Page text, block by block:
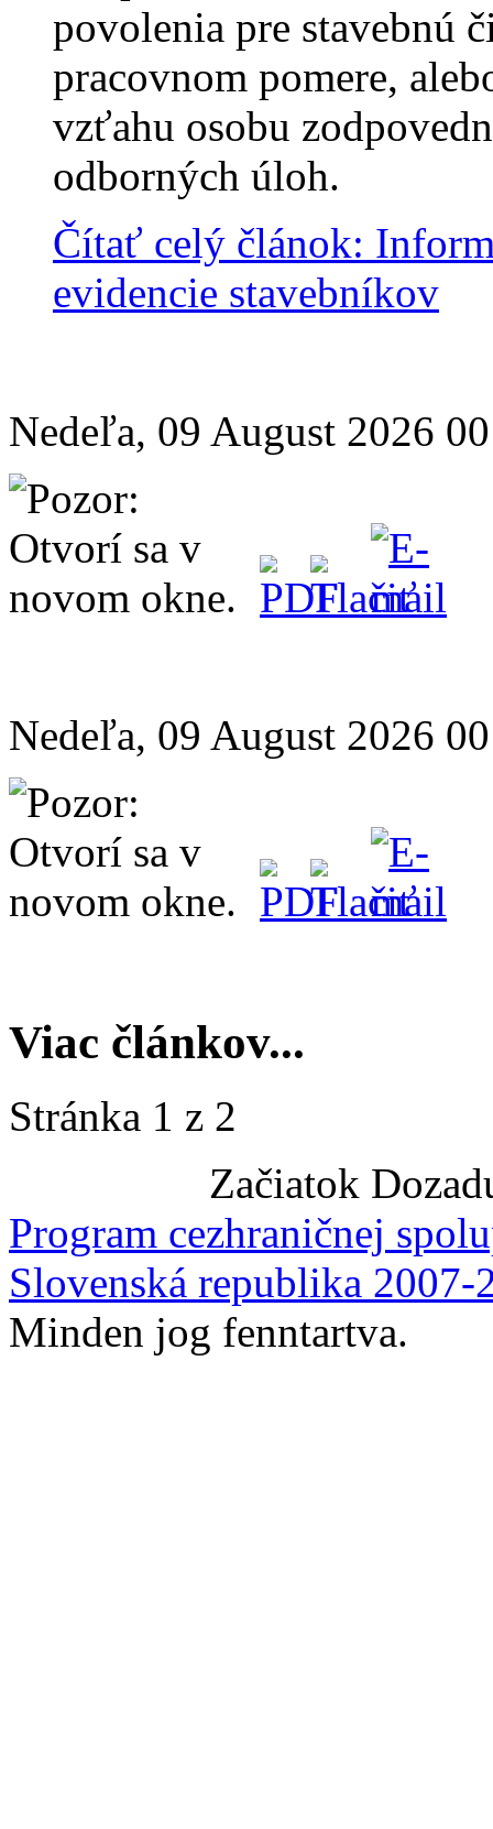
povolenia pre stavebnú
pracovnom pomere,
vzťahu osobu
odborných úloh.
Čítať celý článok:
evidencie stavebníkov
Nedeľa, 09 August 2026
Nedeľa, 09 August 2026
Viac článkov...
Stránka 1 z 2
Začiatok
Program cezhraničnej
Slovenská republika 2007-
Minden jog fenntartva.